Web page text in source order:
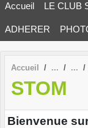
Accueil LE CLUB
ADHERER
Accueil
STOM
Bienvenue